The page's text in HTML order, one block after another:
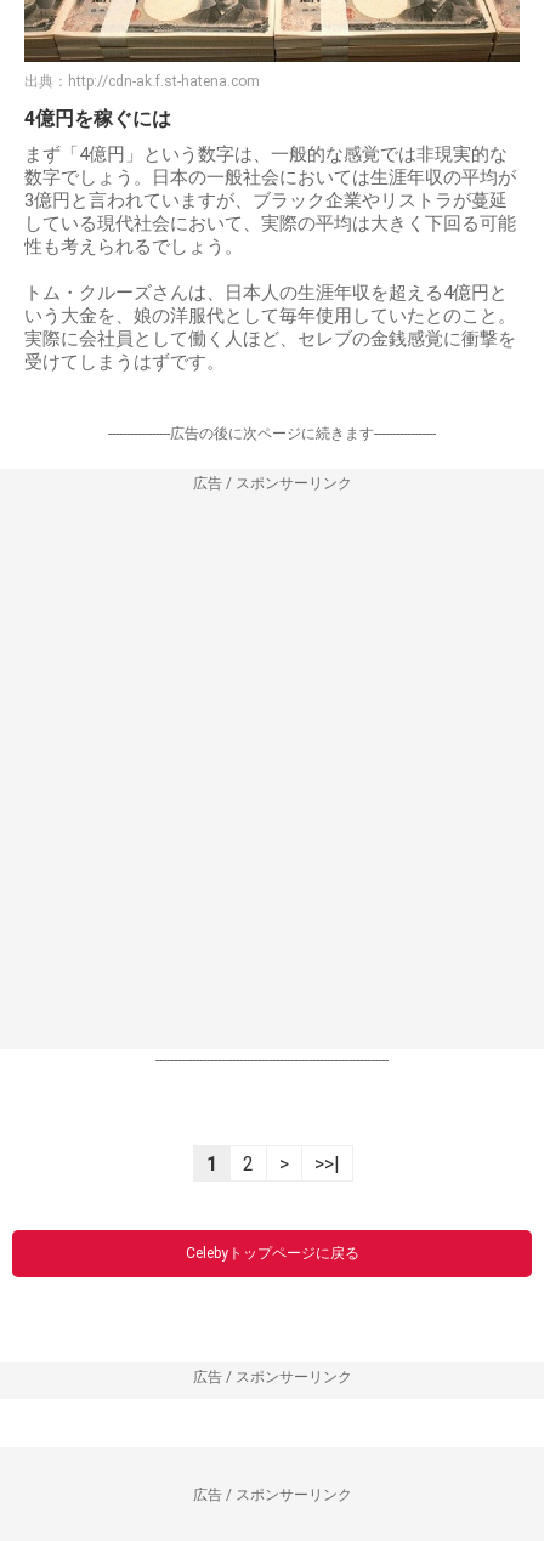
出典： http://cdn-ak.f.st-hatena.com
4億円を稼ぐには
まず「4億円」という数字は、一般的な感覚では非現実的な
数字でしょう。日本の一般社会においては生涯年収の平均が
3億円と言われていますが、ブラック企業やリストラが蔓延
している現代社会において、実際の平均は大きく下回る可能
性も考えられるでしょう。
トム・クルーズさんは、日本人の生涯年収を超える4億円と
いう大金を、娘の洋服代として毎年使用していたとのこと。
実際に会社員として働く人ほど、セレブの金銭感覚に衝撃を
受けてしまうはずです。
-----------------広告の後に次ページに続きます-----------------
広告 / スポンサーリンク
----------------------------------------------------------------
1 2 > >>|
Celebyトップページに戻る
広告 / スポンサーリンク
広告 / スポンサーリンク